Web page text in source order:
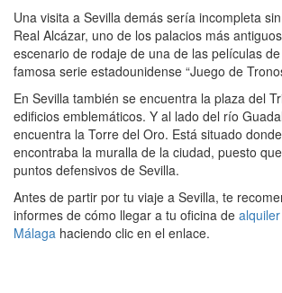
Una visita a Sevilla demás sería incompleta
Real Alcázar, uno de los palacios más
escenario de rodaje de una de las películas
famosa serie estadounidense “Juego de
En Sevilla también se encuentra la plaza del
edificios emblemáticos. Y al lado del río
encuentra la Torre del Oro. Está situado
encontraba la muralla de la ciudad, puesto
puntos defensivos de Sevilla.
Antes de partir por tu viaje a Sevilla, te
informes de cómo llegar a tu oficina de
Málaga haciendo clic en el enlace.